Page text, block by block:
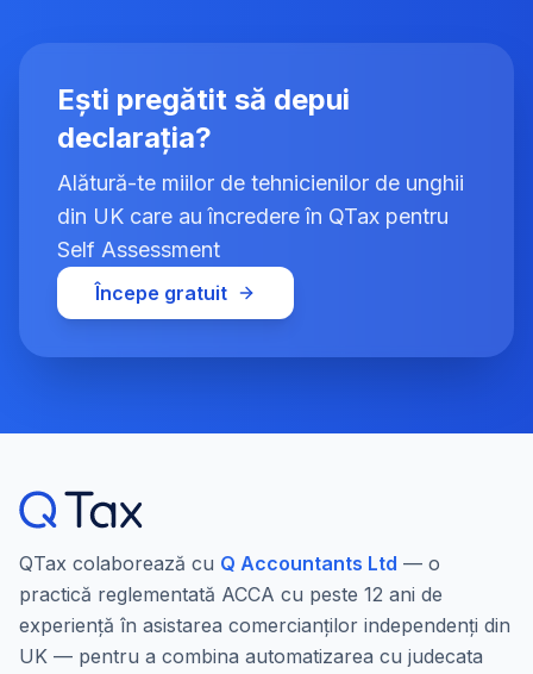
Ești pregătit să depui
declarația?
Alătură-te miilor de tehnicienilor de unghii
din UK care au încredere în QTax pentru
Self Assessment
Începe gratuit
QTax colaborează cu Q Accountants Ltd — o
practică reglementată ACCA cu peste 12 ani de
experiență în asistarea comercianților independenți din
UK — pentru a combina automatizarea cu judecata